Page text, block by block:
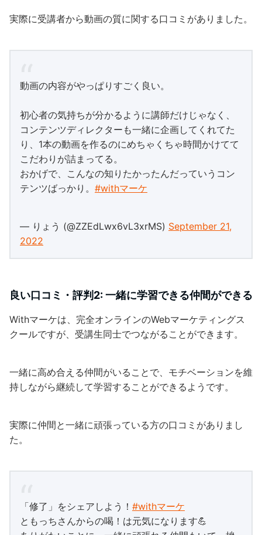
実際に受講者から動画の質に関する口コミがありました。
動画の内容がやっぱりすごく良い。
初心者の気持ちが分かるように講師だけじゃなく、
コンテンツディレクターも一緒に企画してくれてた
り、1本の動画を作るのにめちゃくちゃ時間かけてて
こだわりが詰まってる。
おかげで、こんなの知りたかったんだっていうコン
テンツばっかり。 #withマーケ
— りょう (@ZZEdLwx6vL3xrMS) September 21,
2022
良い口コミ・評判2: 一緒に学習できる仲間ができる
Withマーケは、完全オンラインのWebマーケティングス
クールですが、受講生同士でつながることができます。
一緒に高め合える仲間がいることで、モチベーションを維
持しながら継続して学習することができるようです。
実際に仲間と一緒に頑張っている方の口コミがありまし
た。
「修了」をシェアしよう！ #withマーケ
ともっちさんからの喝！は元気になります💪